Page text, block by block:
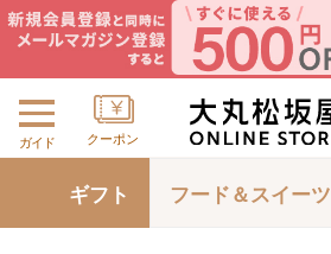
ガイド クーポン
ギフト フード＆スイーツ